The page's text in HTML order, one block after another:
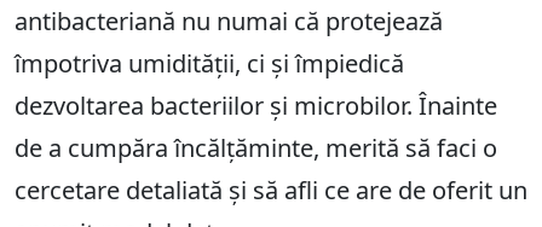
antibacteriană nu numai că protejează
împotriva umidității, ci și împiedică
dezvoltarea bacteriilor și microbilor. Înainte
de a cumpăra încălțăminte, merită să faci o
cercetare detaliată și să afli ce are de oferit un